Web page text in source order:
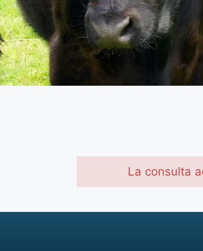
La consulta